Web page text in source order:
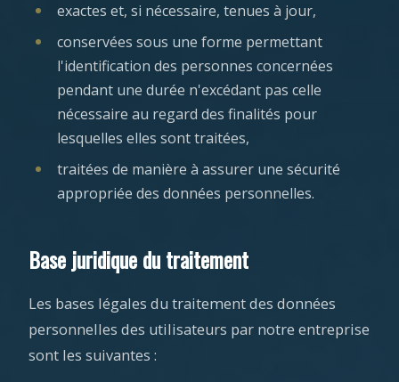
exactes et, si nécessaire, tenues à jour,
conservées sous une forme permettant
l'identification des personnes concernées
pendant une durée n'excédant pas celle
nécessaire au regard des finalités pour
lesquelles elles sont traitées,
traitées de manière à assurer une sécurité
appropriée des données personnelles.
Base juridique du traitement
Les bases légales du traitement des données
personnelles des utilisateurs par notre entreprise
sont les suivantes :